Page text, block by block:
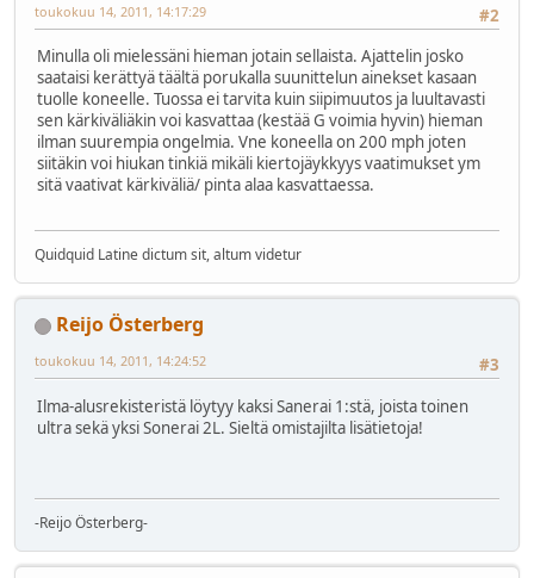
#2
toukokuu 14, 2011, 14:17:29
Minulla oli mielessäni hieman jotain sellaista. Ajattelin josko
saataisi kerättyä täältä porukalla suunittelun ainekset kasaan
tuolle koneelle. Tuossa ei tarvita kuin siipimuutos ja luultavasti
sen kärkiväliäkin voi kasvattaa (kestää G voimia hyvin) hieman
ilman suurempia ongelmia. Vne koneella on 200 mph joten
siitäkin voi hiukan tinkiä mikäli kiertojäykkyys vaatimukset ym
sitä vaativat kärkiväliä/ pinta alaa kasvattaessa.
Quidquid Latine dictum sit, altum videtur
Reijo Österberg
#3
toukokuu 14, 2011, 14:24:52
Ilma-alusrekisteristä löytyy kaksi Sanerai 1:stä, joista toinen
ultra sekä yksi Sonerai 2L. Sieltä omistajilta lisätietoja!
-Reijo Österberg-